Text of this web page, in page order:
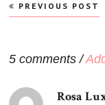
Navegação
de
PREVIOUS POST
5 comments /
Rosa